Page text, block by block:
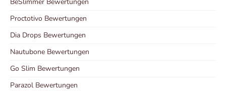
Proctotivo Bewertungen
Dia Drops Bewertungen
Nautubone Bewertungen
Go Slim Bewertungen
Parazol Bewertungen